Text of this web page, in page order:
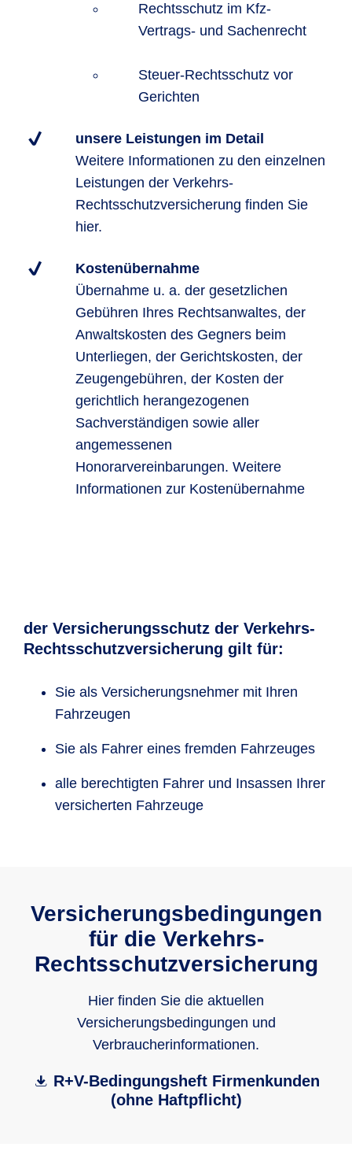
Rechtsschutz im Kfz-
Vertrags- und Sachenrecht
Steuer-Rechtsschutz vor
Gerichten
unsere Leistungen im Detail
Weitere Informationen zu den einzelnen
Leistungen der Verkehrs-
Rechtsschutzversicherung finden Sie
hier.
Kostenübernahme
Übernahme u. a. der gesetzlichen
Gebühren Ihres Rechtsanwaltes, der
Anwaltskosten des Gegners beim
Unterliegen, der Gerichtskosten, der
Zeugengebühren, der Kosten der
gerichtlich herangezogenen
Sachverständigen sowie aller
angemessenen
Honorarvereinbarungen. Weitere
Informationen zur Kostenübernahme
der Versicherungsschutz der Verkehrs-
Rechtsschutzversicherung gilt für:
Sie als Versicherungsnehmer mit Ihren
Fahrzeugen
Sie als Fahrer eines fremden Fahrzeuges
alle berechtigten Fahrer und Insassen Ihrer
versicherten Fahrzeuge
Versicherungsbedingungen
für die Verkehrs-
Rechtsschutzversicherung
Hier finden Sie die aktuellen
Versicherungsbedingungen und
Verbraucherinformationen.
R+V-Bedingungsheft Firmenkunden
(ohne Haftpflicht)